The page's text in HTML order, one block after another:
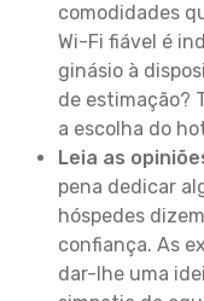
comodidades
Wi-Fi fiável é
ginásio à
de estimação?
a escolha do
Leia as
pena dedicar
hóspedes
confiança. As
dar-lhe uma